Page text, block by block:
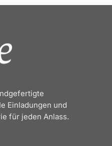
Einladungen und
für jeden Anlass.